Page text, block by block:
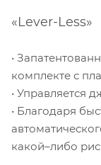
«Lever-Less»
•
комплекте с
• Управляется
• Благодаря
какой–либо